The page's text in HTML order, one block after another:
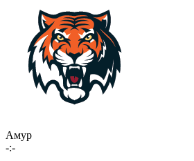
Амур
-:-